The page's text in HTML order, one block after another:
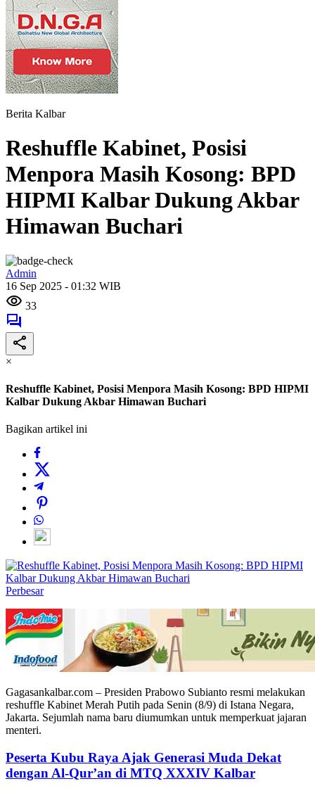
Berita Kalbar
Reshuffle Kabinet, Posisi
Menpora Masih Kosong: BPD
HIPMI Kalbar Dukung Akbar
Himawan Buchari
Admin
16 Sep 2025 - 01:32 WIB
33
×
Reshuffle Kabinet, Posisi Menpora Masih Kosong: BPD HIPMI
Kalbar Dukung Akbar Himawan Buchari
Bagikan artikel ini
Perbesar
Gagasankalbar.com – Presiden Prabowo Subianto resmi melakukan
reshuffle Kabinet Merah Putih pada Senin (8/9) di Istana Negara,
Jakarta. Sejumlah nama baru diumumkan untuk memperkuat jajaran
menteri.
Peserta Kubu Raya Ajak Generasi Muda Dekat
dengan Al-Qur’an di MTQ XXXIV Kalbar